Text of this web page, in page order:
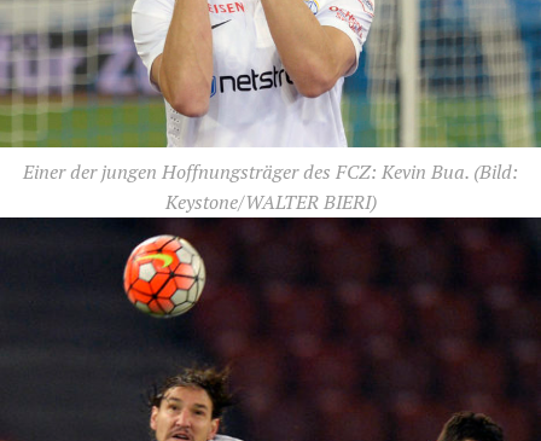
Einer der jungen Hoffnungsträger des FCZ: Kevin Bua. (Bild:
Keystone/WALTER BIERI)